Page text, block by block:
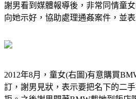
謝男看到媒體報導後，非常同情童
向她示好，協助處理通姦案件，並
2012年8月，童女(右圖)有意購買
訂，謝男見狀，表示要把名下的二